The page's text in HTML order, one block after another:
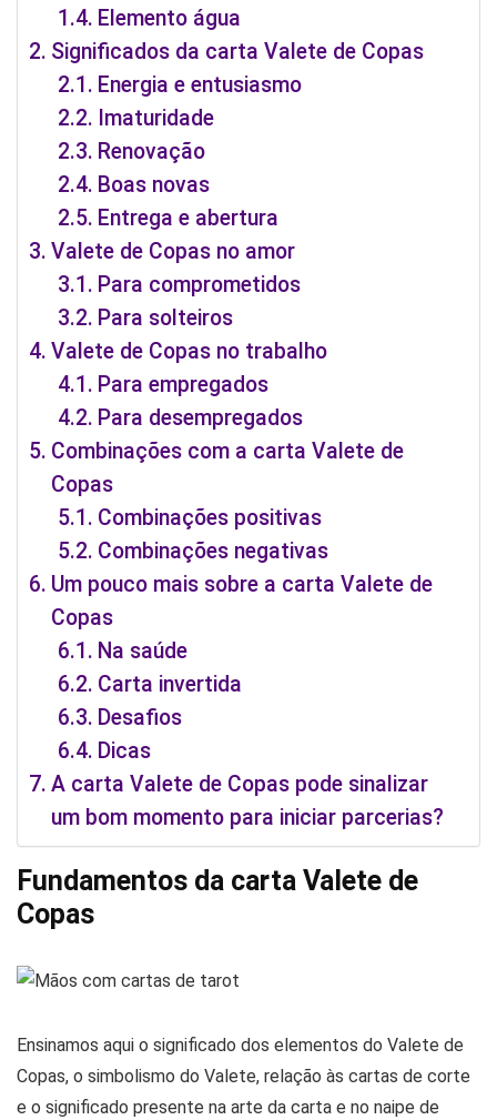
Elemento água
Significados da carta Valete de Copas
Energia e entusiasmo
Imaturidade
Renovação
Boas novas
Entrega e abertura
Valete de Copas no amor
Para comprometidos
Para solteiros
Valete de Copas no trabalho
Para empregados
Para desempregados
Combinações com a carta Valete de
Copas
Combinações positivas
Combinações negativas
Um pouco mais sobre a carta Valete de
Copas
Na saúde
Carta invertida
Desafios
Dicas
A carta Valete de Copas pode sinalizar
um bom momento para iniciar parcerias?
Fundamentos da carta Valete de
Copas
Ensinamos aqui o significado dos elementos do Valete de
Copas, o simbolismo do Valete, relação às cartas de corte
e o significado presente na arte da carta e no naipe de